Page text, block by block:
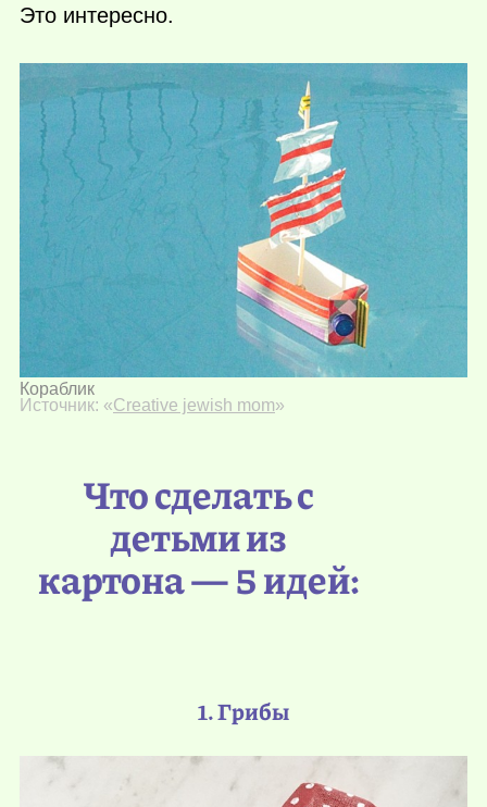
Это интересно.
Кораблик
Источник: «Creative jewish mom»
Что сделать с
детьми из
картона — 5 идей:
1. Грибы